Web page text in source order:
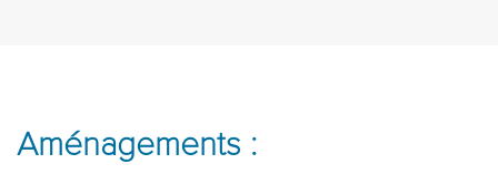
Aménagements :